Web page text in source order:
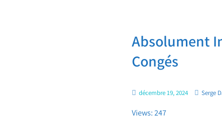
Absolument
Congés
décembre 19, 2024 Serge
Views: 247